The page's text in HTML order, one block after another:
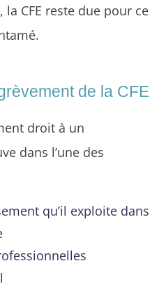
CFE reste due pour ce
de la CFE
droit à un
dans l’une des
qu’il exploite dans